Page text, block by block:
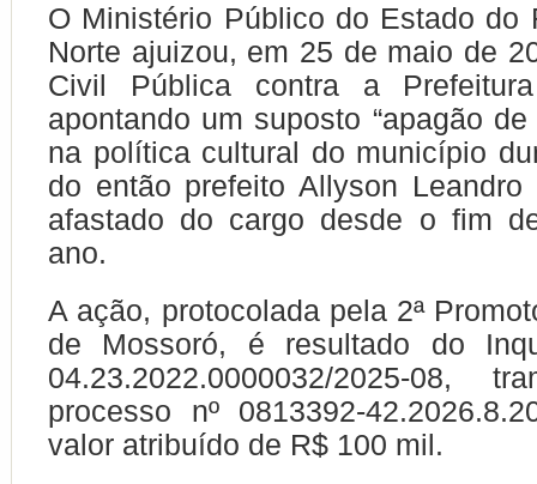
O Ministério Público do Estado do
Norte ajuizou, em 25 de maio de
Civil Pública contra a
apontando um suposto “apagão de
na política cultural do município
do então prefeito Allyson Leandro
afastado do cargo desde o fim
ano.
A ação, protocolada pela 2ª
de Mossoró, é resultado do
04.23.2022.0000032/2025-08,
processo nº 0813392-
valor atribuído de R$ 100 mil.